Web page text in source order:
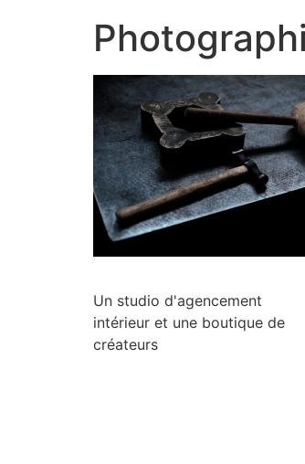
Un studio d'agencement
intérieur et une boutique de
créateurs